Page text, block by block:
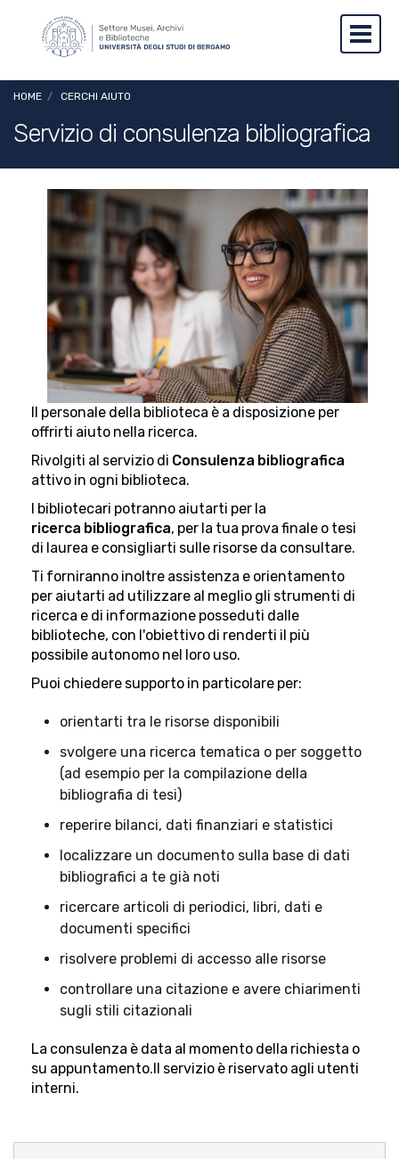
Briciole di pane
HOME / CERCHI AIUTO
Servizio di consulenza bibliografica
Image
Il personale della biblioteca è a disposizione per
offrirti aiuto nella ricerca.
Rivolgiti al servizio di Consulenza bibliografica
attivo in ogni biblioteca.
I bibliotecari potranno aiutarti per la
ricerca bibliografica, per la tua prova finale o tesi
di laurea e consigliarti sulle risorse da consultare.
Ti forniranno inoltre assistenza e orientamento
per aiutarti ad utilizzare al meglio gli strumenti di
ricerca e di informazione posseduti dalle
biblioteche, con l'obiettivo di renderti il più
possibile autonomo nel loro uso.
Puoi chiedere supporto in particolare per:
orientarti tra le risorse disponibili
svolgere una ricerca tematica o per soggetto
(ad esempio per la compilazione della
bibliografia di tesi)
reperire bilanci, dati finanziari e statistici
localizzare un documento sulla base di dati
bibliografici a te già noti
ricercare articoli di periodici, libri, dati e
documenti specifici
risolvere problemi di accesso alle risorse
controllare una citazione e avere chiarimenti
sugli stili citazionali
La consulenza è data al momento della richiesta o
su appuntamento.Il servizio è riservato agli utenti
interni.